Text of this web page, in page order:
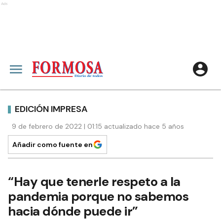
Ads
EDICIÓN IMPRESA
9 de febrero de 2022 | 01:15 actualizado hace 5 años
Añadir como fuente en
“Hay que tenerle respeto a la
pandemia porque no sabemos
hacia dónde puede ir”